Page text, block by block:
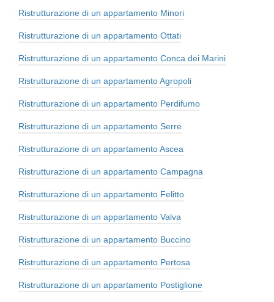
Ristrutturazione di un appartamento Minori
Ristrutturazione di un appartamento Ottati
Ristrutturazione di un appartamento Conca dei Marini
Ristrutturazione di un appartamento Agropoli
Ristrutturazione di un appartamento Perdifumo
Ristrutturazione di un appartamento Serre
Ristrutturazione di un appartamento Ascea
Ristrutturazione di un appartamento Campagna
Ristrutturazione di un appartamento Felitto
Ristrutturazione di un appartamento Valva
Ristrutturazione di un appartamento Buccino
Ristrutturazione di un appartamento Pertosa
Ristrutturazione di un appartamento Postiglione